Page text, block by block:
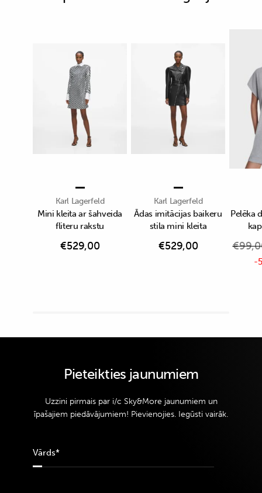
Karl Lagerfeld
Mini kleita ar šahveida
fliteru rakstu
€529,00
Karl Lagerfeld
Ādas imitācijas baikeru
stila mini kleita
€529,00
Pelēka
€
-
Pieteikties jaunumiem
Uzzini pirmais par i/c Sky&More jaunumiem un
īpašajiem piedāvājumiem! Pievienojies. Iegūsti vairāk.